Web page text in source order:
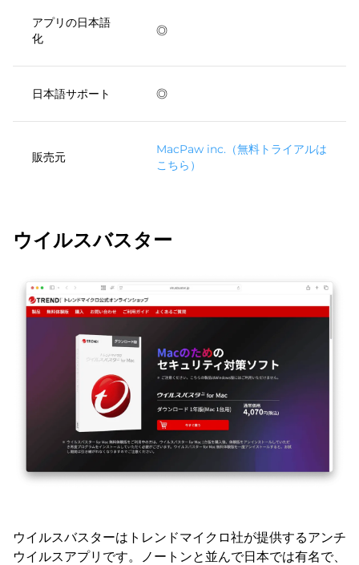
アプリの日本語
化
◎
日本語サポート ◎
販売元
MacPaw inc.（無料トライアルは
こちら）
ウイルスバスター
ウイルスバスターはトレンドマイクロ社が提供するアンチ
ウイルスアプリです。ノートンと並んで日本では有名で、